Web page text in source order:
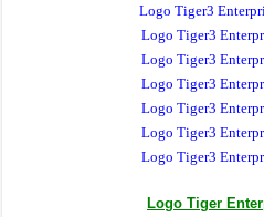
Logo Tiger3
Logo Tiger3
Logo Tiger3
Logo Tiger3
Logo Tiger3
Logo Tiger3
Logo Tiger3
Logo Tiger